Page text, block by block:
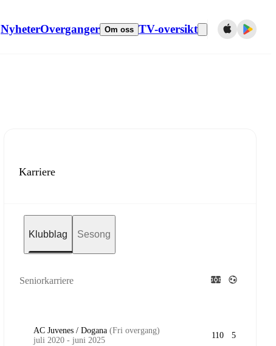
NyheterOverganger Om oss TV-oversikt
Karriere
Klubblag Sesong
Seniorkarriere
AC Juvenes / Dogana (Fri overgang)
juli 2020 - juni 2025
110 5